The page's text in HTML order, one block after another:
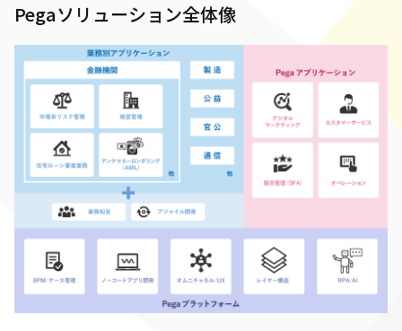
Pegaソリューション全体像